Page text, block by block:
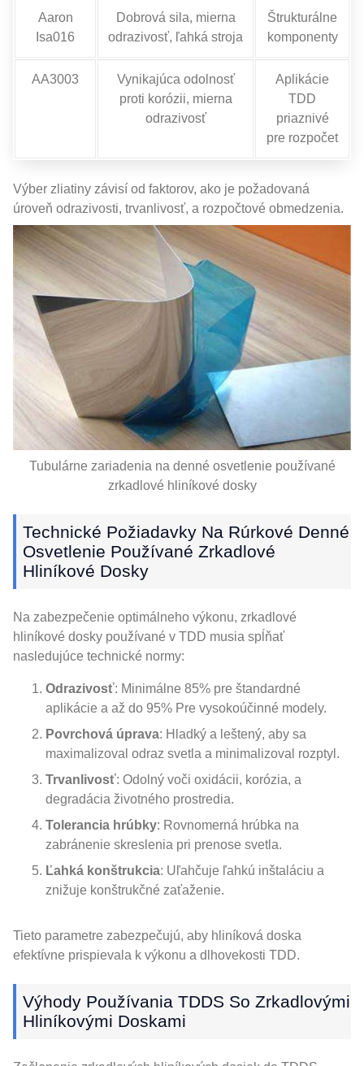
Aaron
Isa016
Dobrová sila, mierna
odrazivosť, ľahká stroja
Štrukturálne
komponenty
AA3003
Vynikajúca odolnosť
proti korózii, mierna
odrazivosť
Aplikácie
TDD
priaznivé
pre rozpočet
Výber zliatiny závisí od faktorov, ako je požadovaná
úroveň odrazivosti, trvanlivosť, a rozpočtové obmedzenia.
Tubulárne zariadenia na denné osvetlenie používané
zrkadlové hliníkové dosky
Technické Požiadavky Na Rúrkové Denné
Osvetlenie Používané Zrkadlové
Hliníkové Dosky
Na zabezpečenie optimálneho výkonu, zrkadlové
hliníkové dosky používané v TDD musia spĺňať
nasledujúce technické normy:
Odrazivosť: Minimálne 85% pre štandardné
aplikácie a až do 95% Pre vysokoúčinné modely.
Povrchová úprava: Hladký a leštený, aby sa
maximalizoval odraz svetla a minimalizoval rozptyl.
Trvanlivosť: Odolný voči oxidácii, korózia, a
degradácia životného prostredia.
Tolerancia hrúbky: Rovnomerná hrúbka na
zabránenie skreslenia pri prenose svetla.
Ľahká konštrukcia: Uľahčuje ľahkú inštaláciu a
znižuje konštrukčné zaťaženie.
Tieto parametre zabezpečujú, aby hliníková doska
efektívne prispievala k výkonu a dlhovekosti TDD.
Výhody Používania TDDS So Zrkadlovými
Hliníkovými Doskami